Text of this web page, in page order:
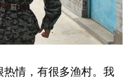
情，有很多渔村。我